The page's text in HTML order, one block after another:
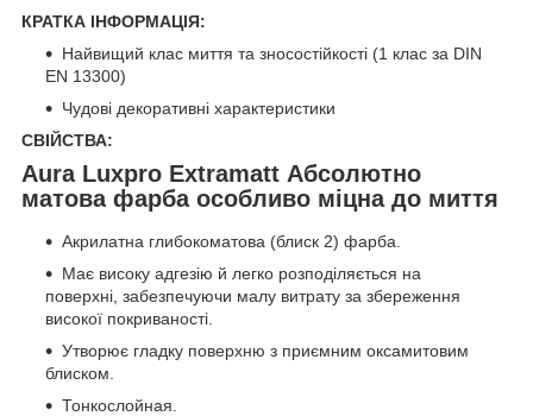
КРАТКА ІНФОРМАЦІЯ:
Найвищий клас миття та зносостійкості (1 клас за DIN
EN 13300)
Чудові декоративні характеристики
СВІЙСТВА:
Aura Luxpro Extramatt Абсолютно
матова фарба особливо міцна до миття
Акрилатна глибокоматова (блиск 2) фарба.
Має високу адгезію й легко розподіляється на
поверхні, забезпечуючи малу витрату за збереження
високої покриваності.
Утворює гладку поверхню з приємним оксамитовим
блиском.
Тонкослойная.